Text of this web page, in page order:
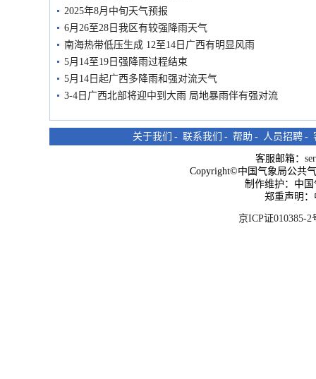
2025年8月中旬天气预报
6月26至28日我区有较强降雨天气
南海热带低压生成 12至14日广西有明显风雨
5月14至19日强降雨过程结束
5月14日起广西多降雨和强对流天气
3-4日广西北部将迎中到大雨 局地暴雨伴有强对流
关于我们 - 联系我们 - 帮助 - 人员招聘 -
客服邮箱：
Copyright©中国气象局公共
制作维护：中
郑重声明
京ICP证010385-2